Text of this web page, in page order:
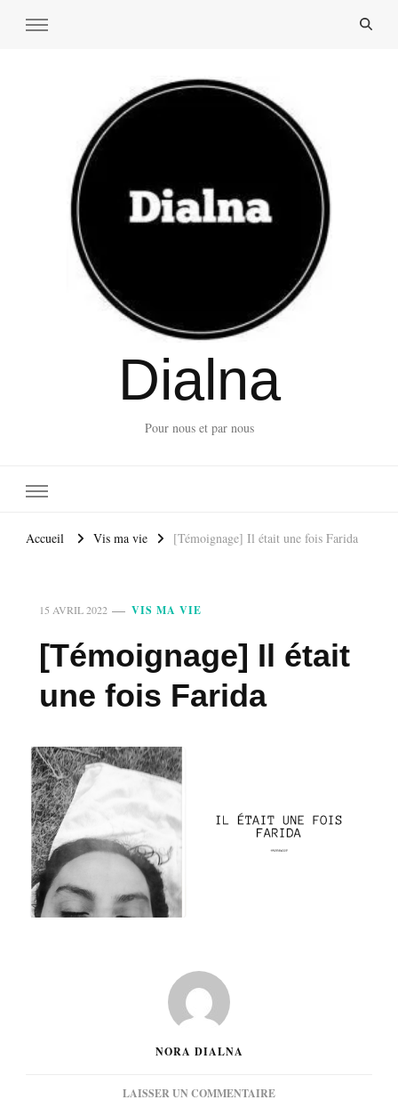
Dialna
Pour nous et par nous
Accueil Vis ma vie [Témoignage] Il était une fois Farida
15 AVRIL 2022 VIS MA VIE
[Témoignage] Il était
une fois Farida
NORA DIALNA
LAISSER UN COMMENTAIRESUR